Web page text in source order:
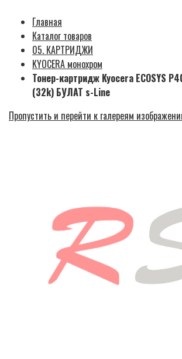
Главная
Каталог товаров
05. КАРТРИДЖИ
KYOCERA монохром
Тонер-картридж Kyocera ECOSYS
(32k) БУЛАТ s-Line
Пропустить и перейти к галереям